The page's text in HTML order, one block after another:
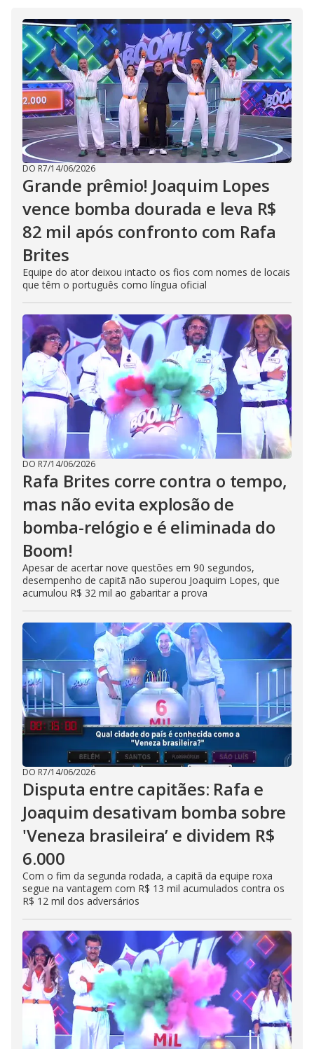
DO R7/14/06/2026
Grande prêmio! Joaquim Lopes
vence bomba dourada e leva R$
82 mil após confronto com Rafa
Brites
Equipe do ator deixou intacto os fios com nomes de locais
que têm o português como língua oficial
DO R7/14/06/2026
Rafa Brites corre contra o tempo,
mas não evita explosão de
bomba-relógio e é eliminada do
Boom!
Apesar de acertar nove questões em 90 segundos,
desempenho de capitã não superou Joaquim Lopes, que
acumulou R$ 32 mil ao gabaritar a prova
DO R7/14/06/2026
Disputa entre capitães: Rafa e
Joaquim desativam bomba sobre
'Veneza brasileira’ e dividem R$
6.000
Com o fim da segunda rodada, a capitã da equipe roxa
segue na vantagem com R$ 13 mil acumulados contra os
R$ 12 mil dos adversários